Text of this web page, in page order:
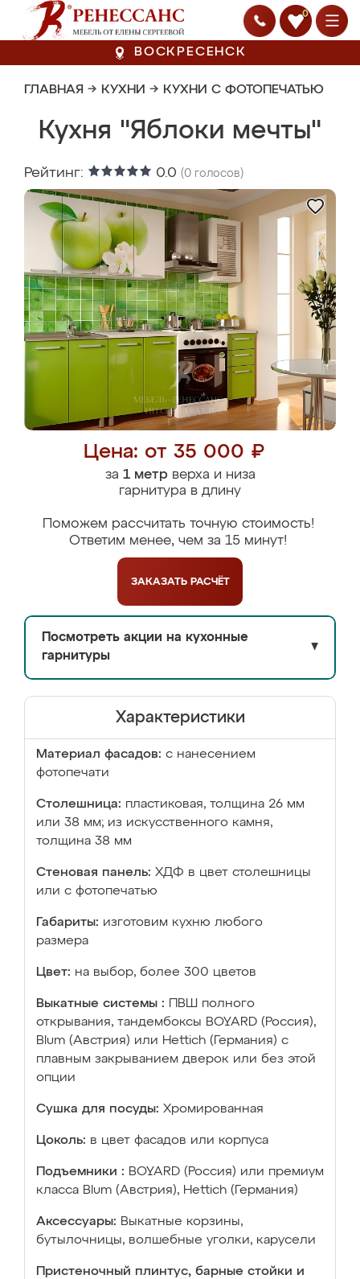
0
ВОСКРЕСЕНСК
ГЛАВНАЯ → КУХНИ → КУХНИ С ФОТОПЕЧАТЬЮ
Кухня "Яблоки мечты"
Рейтинг: 0.0 (0 голосов)
Цена: от 35 000 ₽
за 1 метрверха и низа
гарнитура в длину
Поможем рассчитать точную стоимость!
Ответим менее, чем за 15 минут!
ЗАКАЗАТЬ РАСЧЁТ
Посмотреть акции на кухонные
гарнитуры
▼
Характеристики
Материал фасадов: с нанесением
фотопечати
Столешница: пластиковая, толщина 26 мм
или 38 мм; из искусственного камня,
толщина 38 мм
Стеновая панель: ХДФ в цвет столешницы
или с фотопечатью
Габариты: изготовим кухню любого
размера
Цвет: на выбор, более 300 цветов
Выкатные системы :
ПВШ полного
открывания, тандембоксы BOYARD (Россия),
Blum (Австрия) или Hettich (Германия) с
плавным закрыванием дверок или без этой
опции
Сушка для посуды: Хромированная
Цоколь: в цвет фасадов или корпуса
Подъемники : BOYARD (Россия) или премиум
класса Blum (Австрия), Hettich (Германия)
Аксессуары: Выкатные корзины,
бутылочницы, волшебные уголки, карусели
Пристеночный плинтус, барные стойки и